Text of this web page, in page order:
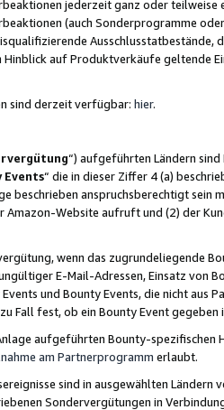
jederzeit ganz oder
(auch Sonderprogramme
Ausschlusstatbestände,
auf Produktverkäufe geltende
sind derzeit verfügbar: hier.
“) aufgeführten Ländern
Events“ die in dieser Ziffer 4 (a)
beschrieben anspruchsberechtigt sein
Amazon-Website aufruft und (2) der
wenn das zugrundeliegende
E-Mail-Adressen, Einsatz von
und Bounty Events, die nicht
Fall fest, ob ein Bounty Event
aufgeführten Bounty-spezifischen
am Partnerprogramm erlaubt.
sind in ausgewählten Ländern
Sondervergütungen in